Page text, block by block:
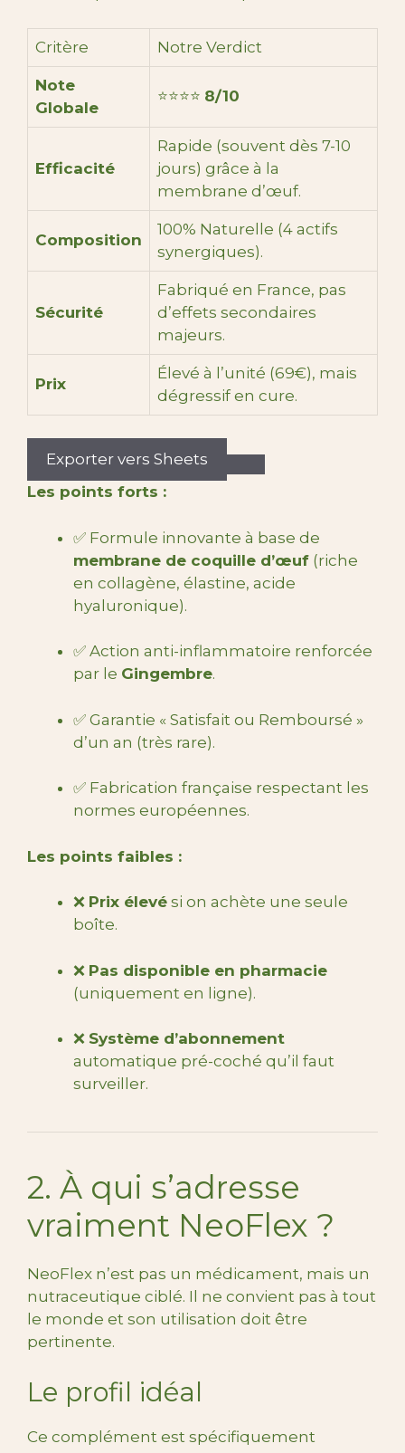
Critère Notre Verdict
Note
Globale
⭐⭐⭐⭐ 8/10
Efficacité
Rapide (souvent dès 7-10
jours) grâce à la
membrane d’œuf.
Composition
100% Naturelle (4 actifs
synergiques).
Sécurité
Fabriqué en France, pas
d’effets secondaires
majeurs.
Prix
Élevé à l’unité (69€), mais
dégressif en cure.
Exporter vers Sheets
Les points forts :
✅ Formule innovante à base de
membrane de coquille d’œuf (riche
en collagène, élastine, acide
hyaluronique).
✅ Action anti-inflammatoire renforcée
par le Gingembre.
✅ Garantie « Satisfait ou Remboursé »
d’un an (très rare).
✅ Fabrication française respectant les
normes européennes.
Les points faibles :
❌ Prix élevé si on achète une seule
boîte.
❌ Pas disponible en pharmacie
(uniquement en ligne).
❌ Système d’abonnement
automatique pré-coché qu’il faut
surveiller.
2. À qui s’adresse
vraiment NeoFlex ?
NeoFlex n’est pas un médicament, mais un
nutraceutique ciblé. Il ne convient pas à tout
le monde et son utilisation doit être
pertinente.
Le profil idéal
Ce complément est spécifiquement